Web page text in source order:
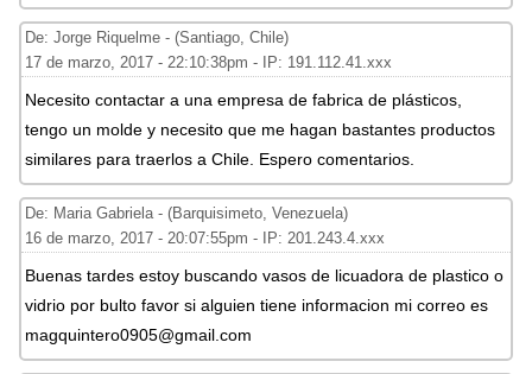
De: Jorge Riquelme - (Santiago, Chile)
17 de marzo, 2017 - 22:10:38pm - IP: 191.112.41.xxx
Necesito contactar a una empresa de fabrica de plásticos,
tengo un molde y necesito que me hagan bastantes productos
similares para traerlos a Chile. Espero comentarios.
De: Maria Gabriela - (Barquisimeto, Venezuela)
16 de marzo, 2017 - 20:07:55pm - IP: 201.243.4.xxx
Buenas tardes estoy buscando vasos de licuadora de plastico o
vidrio por bulto favor si alguien tiene informacion mi correo es
magquintero0905@gmail.com